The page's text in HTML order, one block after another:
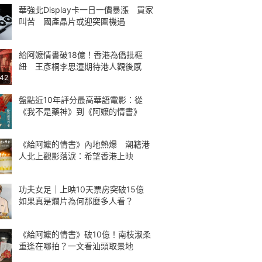
華強北Display卡一日一價暴漲 買家
叫苦 國產晶片或迎突圍機遇
給阿嬤情書破18億！香港為僑批樞
紐 王彥桐李思潼期待港人觀後感
盤點近10年評分最高華語電影：從
《我不是藥神》到《阿嬤的情書》
《給阿嬤的情書》內地熱爆 潮籍港
人北上觀影落淚：希望香港上映
功夫女足｜上映10天票房突破15億
如果真是爛片為何那麼多人看？
《給阿嬤的情書》破10億！南枝淑柔
重逢在哪拍？一文看汕頭取景地